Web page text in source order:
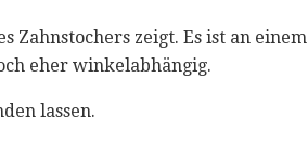
Zahnstochers zeigt. Es ist an einem
eher winkelabhängig.
lassen.